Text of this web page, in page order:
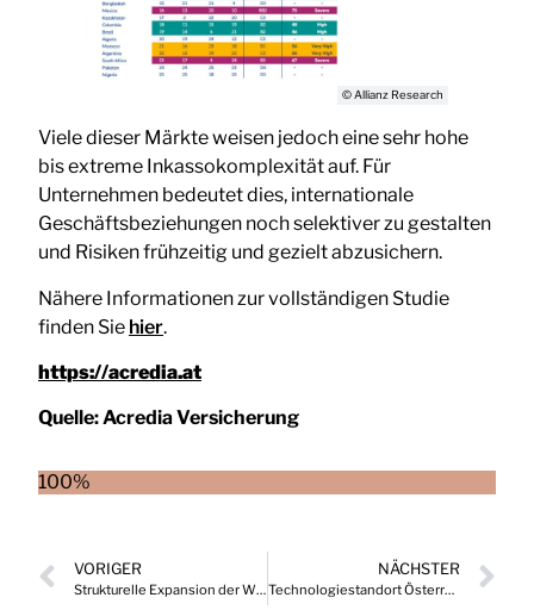
© Allianz Research
Viele dieser Märkte weisen jedoch eine sehr hohe
bis extreme Inkassokomplexität auf. Für
Unternehmen bedeutet dies, internationale
Geschäftsbeziehungen noch selektiver zu gestalten
und Risiken frühzeitig und gezielt abzusichern.
Nähere Informationen zur vollständigen Studie
finden Sie hier.
https://acredia.at
Quelle:Acredia Versicherung
100%
VORIGER
Strukturelle Expansion der Wirtschaftskriminalität in Österreich
NÄCHSTER
Technologiestandort Österreich – auf der Suche nach erdähnlichen Planeten